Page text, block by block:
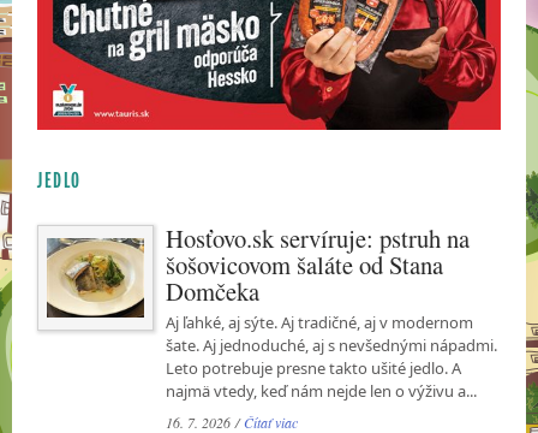
JEDLO
Hosťovo.sk servíruje: pstruh na
šošovicovom šaláte od Stana
Domčeka
Aj ľahké, aj sýte. Aj tradičné, aj v modernom
šate. Aj jednoduché, aj s nevšednými nápadmi.
Leto potrebuje presne takto ušité jedlo. A
najmä vtedy, keď nám nejde len o výživu a...
16. 7. 2026 /Čítať viac